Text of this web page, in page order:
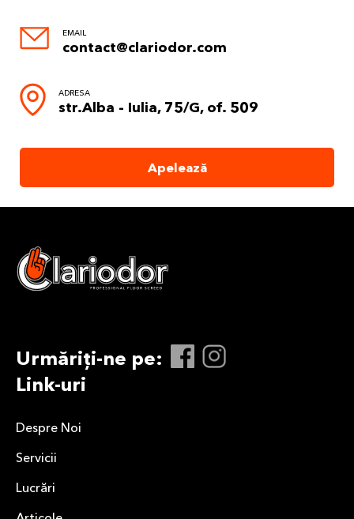
EMAIL
contact@clariodor.com
ADRESA
str.Alba - Iulia, 75/G, of. 509
Apelează
Urmăriți-ne pe:
Link-uri
Despre Noi
Servicii
Lucrări